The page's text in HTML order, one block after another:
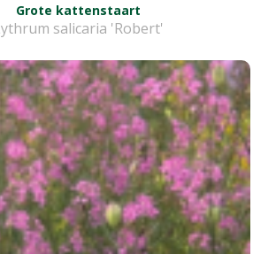
Grote kattenstaart
salicaria 'Robert'